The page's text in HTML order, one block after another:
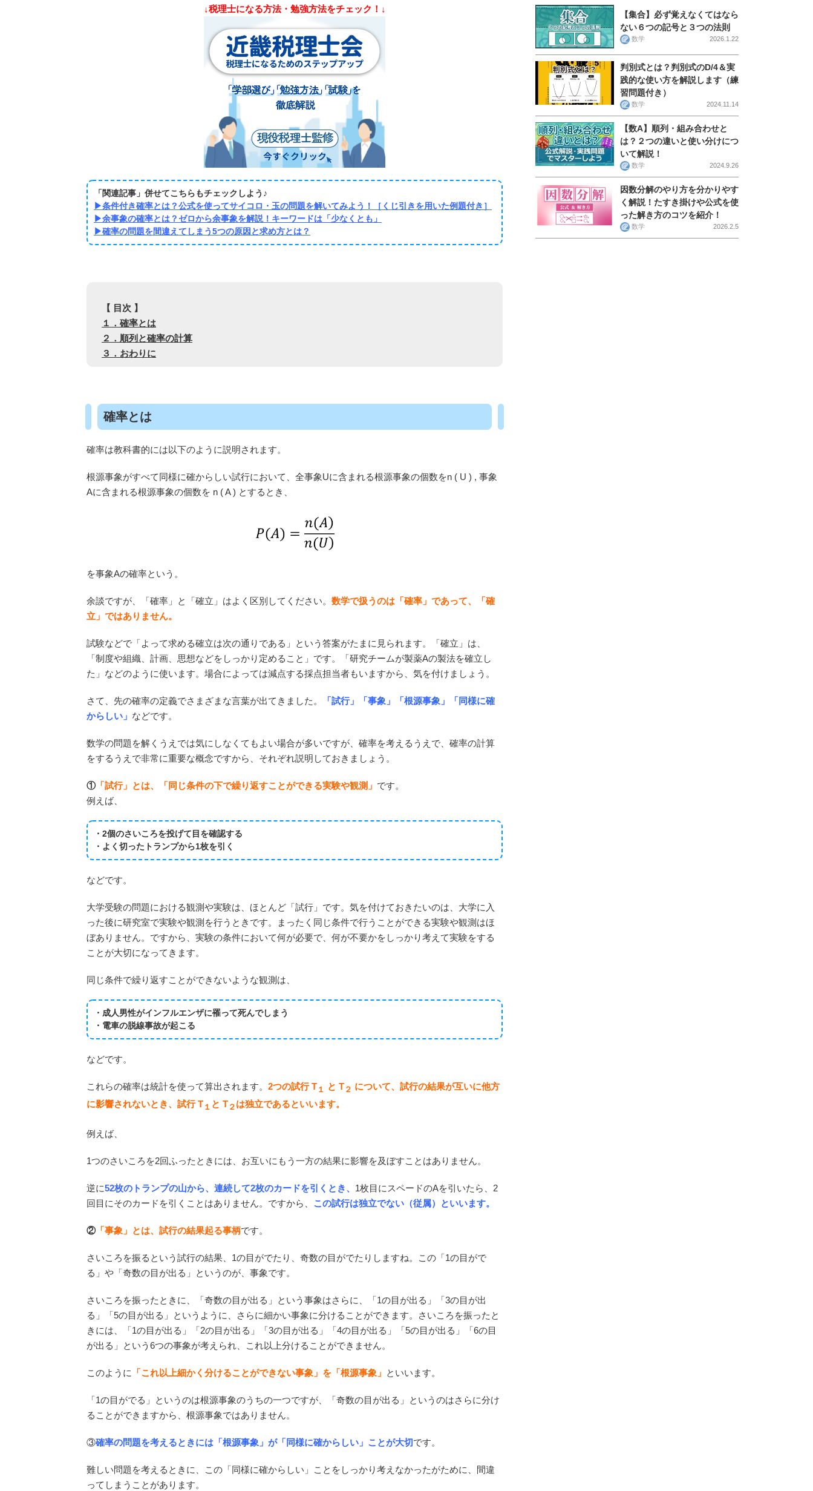
↓税理士になる方法・勉強方法をチェック！↓
「関連記事」併せてこちらもチェックしよう♪
▶条件付き確率とは？公式を使ってサイコロ・玉の問題を解いてみよう！［くじ引きを用いた例題付き］
▶余事象の確率とは？ゼロから余事象を解説！キーワードは「少なくとも」
▶確率の問題を間違えてしまう5つの原因と求め方とは？
【 目次 】
１．確率とは
２．順列と確率の計算
３．おわりに
確率とは
確率は教科書的には以下のように説明されます。
根源事象がすべて同様に確からしい試行において、全事象Uに含まれる根源事象の個数をn ( U ) , 事象
Aに含まれる根源事象の個数を n ( A ) とするとき、
を事象Aの確率という。
余談ですが、「確率」と「確立」はよく区別してください。 数学で扱うのは「確率」であって、「確
立」ではありません。
試験などで「よって求める確立は次の通りである」という答案がたまに見られます。「確立」は、
「制度や組織、計画、思想などをしっかり定めること」です。「研究チームが製薬Aの製法を確立し
た」などのように使います。場合によっては減点する採点担当者もいますから、気を付けましょう。
さて、先の確率の定義でさまざまな言葉が出てきました。
「試行」「事象」「根源事象」「同様に確
からしい」 などです。
数学の問題を解くうえでは気にしなくてもよい場合が多いですが、確率を考えるうえで、確率の計算
をするうえで非常に重要な概念ですから、それぞれ説明しておきましょう。
①「試行」とは、「同じ条件の下で繰り返すことができる実験や観測」 です。
例えば、
・2個のさいころを投げて目を確認する
・よく切ったトランプから1枚を引く
などです。
大学受験の問題における観測や実験は、ほとんど「試行」です。気を付けておきたいのは、大学に入
った後に研究室で実験や観測を行うときです。まったく同じ条件で行うことができる実験や観測はほ
ぼありません。ですから、実験の条件において何が必要で、何が不要かをしっかり考えて実験をする
ことが大切になってきます。
同じ条件で繰り返すことができないような観測は、
・成人男性がインフルエンザに罹って死んでしまう
・電車の脱線事故が起こる
などです。
これらの確率は統計を使って算出されます。 2つの試行 T １ と T ２ について、試行の結果が互いに他方
に影響されないとき、試行 T １ と T ２ は独立であるといいます。
例えば、
1つのさいころを2回ふったときには、お互いにもう一方の結果に影響を及ぼすことはありません。
逆に52枚のトランプの山から、連続して2枚のカードを引くとき、 1枚目にスペードのAを引いたら、2
回目にそのカードを引くことはありません。ですから、 この試行は独立でない（従属）といいます。
②「事象」とは、試行の結果起る事柄です。
さいころを振るという試行の結果、1の目がでたり、奇数の目がでたりしますね。この「1の目がで
る」や「奇数の目が出る」というのが、事象です。
さいころを振ったときに、「奇数の目が出る」という事象はさらに、「1の目が出る」「3の目が出
る」「5の目が出る」というように、さらに細かい事象に分けることができます。さいころを振ったと
きには、「1の目が出る」「2の目が出る」「3の目が出る」「4の目が出る」「5の目が出る」「6の目
が出る」という6つの事象が考えられ、これ以上分けることができません。
このように 「これ以上細かく分けることができない事象」を「根源事象」 といいます。
「1の目がでる」というのは根源事象のうちの一つですが、「奇数の目が出る」というのはさらに分け
ることができますから、根源事象ではありません。
③確率の問題を考えるときには「根源事象」が「同様に確からしい」ことが大切です。
難しい問題を考えるときに、この「同様に確からしい」ことをしっかり考えなかったがために、間違
ってしまうことがあります。
【集合】必ず覚えなくてはなら
ない６つの記号と３つの法則
数学 2026.1.22
判別式とは？判別式のD/4＆実
践的な使い方を解説します（練
習問題付き）
数学 2024.11.14
【数A】順列・組み合わせと
は？２つの違いと使い分けにつ
いて解説！
数学 2024.9.26
因数分解のやり方を分かりやす
く解説！たすき掛けや公式を使
った解き方のコツを紹介！
数学 2026.2.5